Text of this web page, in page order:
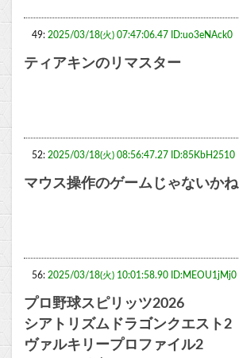
49: 2025/03/18(火) 07:47:06.47 ID:uo3eNAck0
ティアキンのリマスター
52: 2025/03/18(火) 08:56:47.27 ID:85KbH2510
マウス操作のゲームじゃないかね
56: 2025/03/18(火) 10:01:58.90 ID:MEOU1jMj0
プロ野球スピリッツ2026
シアトリズムドラゴンクエスト2
ヴァルキリープロファイル2